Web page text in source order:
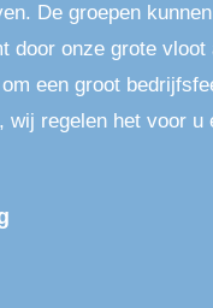
De groepen
door onze grote vloot
een groot
regelen het voor u